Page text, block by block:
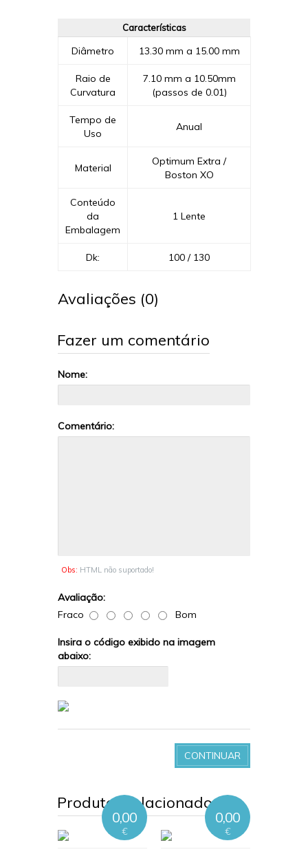
Características
Diâmetro 13.30 mm a 15.00 mm
Raio de
Curvatura
7.10 mm a 10.50mm
(passos de 0.01)
Tempo de
Uso
Anual
Material
Optimum Extra /
Boston XO
Conteúdo
da
Embalagem
1 Lente
Dk: 100 / 130
Avaliações (0)
Fazer um comentário
Nome:
Comentário:
Obs: HTML não suportado!
Avaliação:
Fraco
Bom
Insira o código exibido na imagem
abaixo:
CONTINUAR
Produtos relacionados
0,00
€
0,00
€